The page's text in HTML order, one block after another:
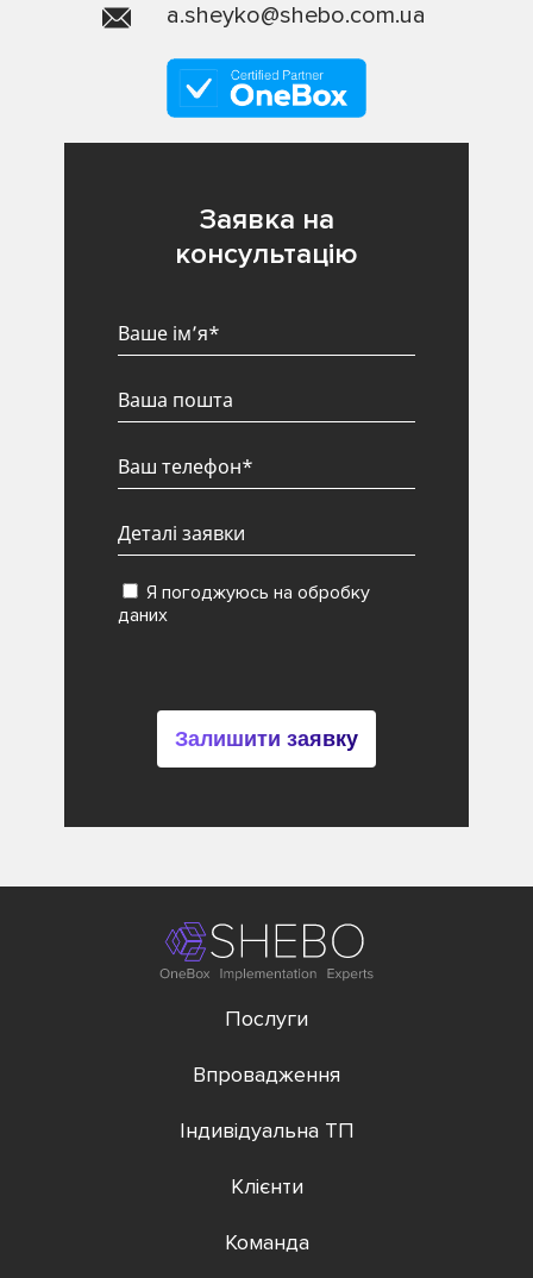
a.sheyko@shebo.com.ua
Заявка на
консультацію
Я погоджуюсь на обробку
даних
Залишити заявку
Послуги
Впровадження
Індивідуальна ТП
Клієнти
Команда